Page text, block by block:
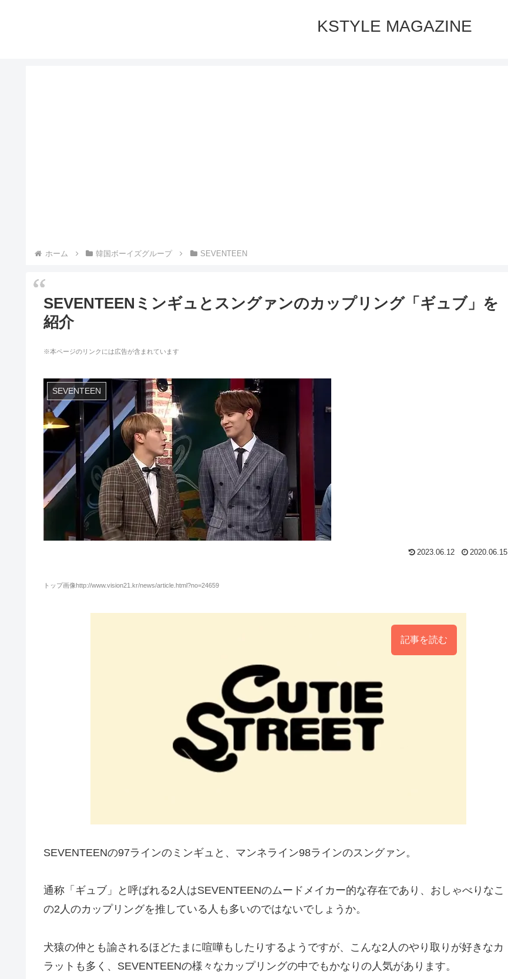
KSTYLE MAGAZINE
ホーム 韓国ボーイズグループ SEVENTEEN
SEVENTEENミンギュとスングァンのカップリング「ギュブ」を
紹介
※本ページのリンクには広告が含まれています
SEVENTEEN
2023.06.12 2020.06.15
トップ画像http://www.vision21.kr/news/article.html?no=24659
記事を読む
SEVENTEENの97ラインのミンギュと、マンネライン98ラインのスングァン。
通称「ギュブ」と呼ばれる2人はSEVENTEENのムードメイカー的な存在であり、おしゃべりなこ
の2人のカップリングを推している人も多いのではないでしょうか。
犬猿の仲とも諭されるほどたまに喧嘩もしたりするようですが、こんな2人のやり取りが好きなカ
ラットも多く、SEVENTEENの様々なカップリングの中でもかなりの人気があります。